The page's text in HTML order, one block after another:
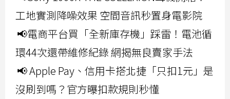
工地實測降噪效果 空間音訊秒置身電影院
📢電商平台買「全新庫存機」踩雷！電池循
環44次還帶維修紀錄 網揭無良賣家手法
📢 Apple Pay、信用卡搭北捷「只扣1元」是
沒刷到嗎？官方曝扣款規則秒懂